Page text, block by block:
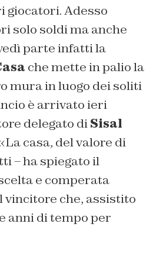
giocatori. Adesso
solo soldi ma anche
parte infatti la
che mette in palio la
mura in luogo dei soliti
è arrivato ieri
delegato diSisal
casa, del valore di
– ha spiegato il
e comperata
che, assistito
anni di tempo per